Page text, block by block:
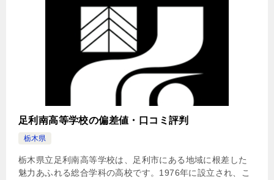
足利南高等学校の偏差値・口コミ評判
栃木県
栃木県立足利南高等学校は、足利市にある地域に根差した
魅力あふれる総合学科の高校です。1976年に設立され、こ